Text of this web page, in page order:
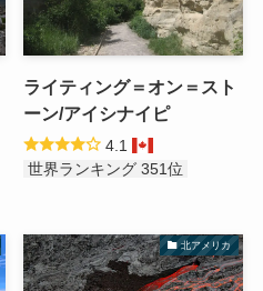
ライティング＝オン＝スト
ーン/アイシナイピ
4.1
世界ランキング 351位
北アメリカ